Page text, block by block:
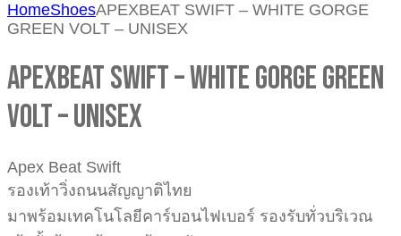
HomeShoesAPEXBEAT SWIFT – WHITE GORGE
GREEN VOLT – UNISEX
APEXBEAT SWIFT – WHITE GORGE GREEN
VOLT – UNISEX
Apex Beat Swift
รองเท้าวิ่งถนนสัญญาติไทย
มาพร้อมเทคโนโลยีคาร์บอนไฟเบอร์ รองรับทั่วบริเวณ